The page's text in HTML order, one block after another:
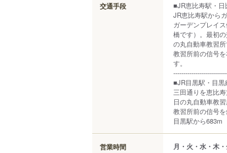
交通手段
■JR恵比寿駅・
JR恵比寿駅から
ガーデンプレイ
橋です）。最初
の丸自動車教習
教習所前の信号
す。
■JR目黒駅・目
三田通りを恵比寿
日の丸自動車教
教習所前の信号
目黒駅から683m
営業時間 月・火・水・木